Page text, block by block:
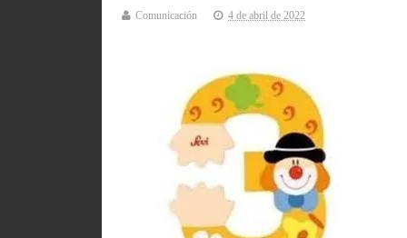
Comunicación 4 de abril de 2022